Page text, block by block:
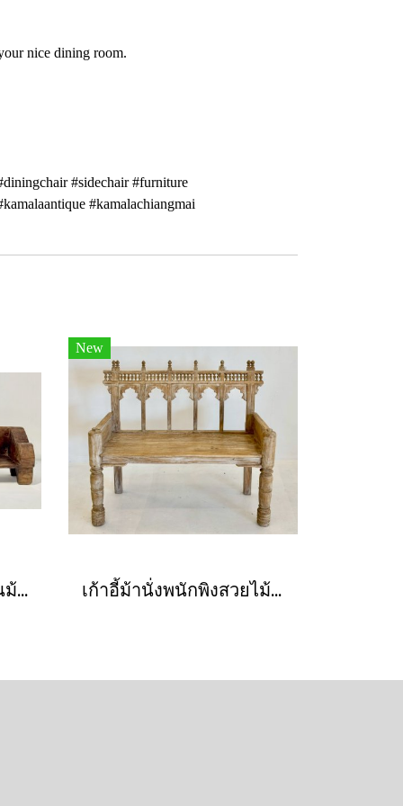
nice dining room.
#sidechair #furniture
#kamalachiangmai
ไม้ชิ้นเดี่ยวแกะสลักเป็นม้านั่งยาวเผ่านากา
New
เก้าอี้ม้านั่งพนักพิงสวยไม้เนื้อแข็งสีอ่อน